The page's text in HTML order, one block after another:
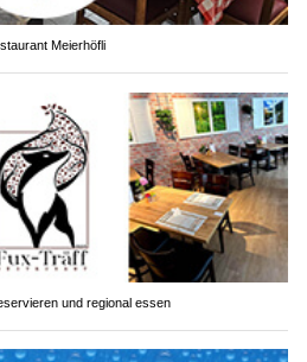
Meierhöfli
und regional essen